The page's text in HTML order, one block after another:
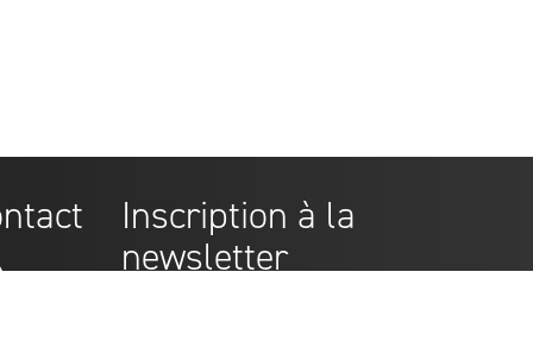
Inscription à la
newsletter